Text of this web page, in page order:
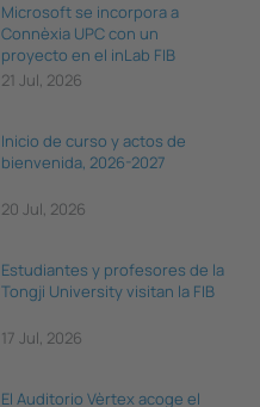
Microsoft se incorpora a
Connèxia UPC con un
proyecto en el inLab FIB
21 Jul, 2026
Inicio de curso y actos de
bienvenida, 2026-2027
20 Jul, 2026
Estudiantes y profesores de la
Tongji University visitan la FIB
17 Jul, 2026
El Auditorio Vèrtex acoge el